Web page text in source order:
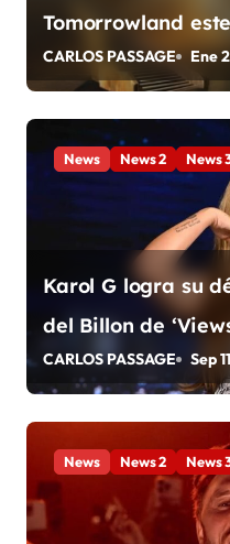
ó
n
d
e
a
d
a
s
Tomorrowland
CARLOS PASSAGE Ene
News News 2 News
Karol G logra su
del Billon de
CARLOS PASSAGE Sep
News News 2 News